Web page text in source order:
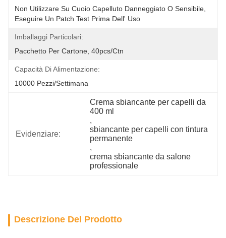
Non Utilizzare Su Cuoio Capelluto Danneggiato O Sensibile,
Eseguire Un Patch Test Prima Dell' Uso
Imballaggi Particolari:
Pacchetto Per Cartone, 40pcs/ctn
Capacità Di Alimentazione:
10000 Pezzi/settimana
Evidenziare:
Crema sbiancante per capelli da
400 ml
,
sbiancante per capelli con tintura
permanente
,
crema sbiancante da salone
professionale
Descrizione Del Prodotto